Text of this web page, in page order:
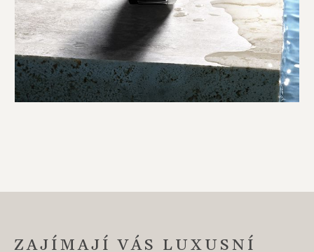
ZAJÍMAJÍ VÁS LUXUSNÍ